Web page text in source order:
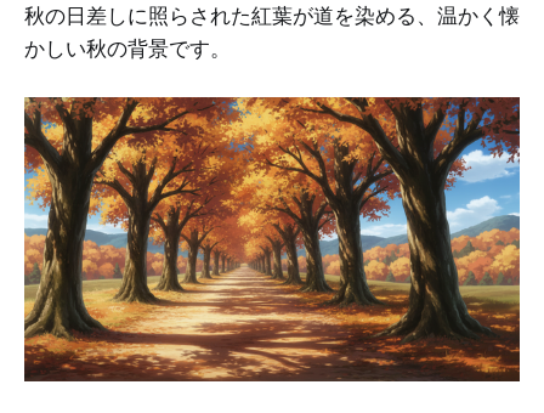
秋の日差しに照らされた紅葉が道を染める、温かく懐
かしい秋の背景です。